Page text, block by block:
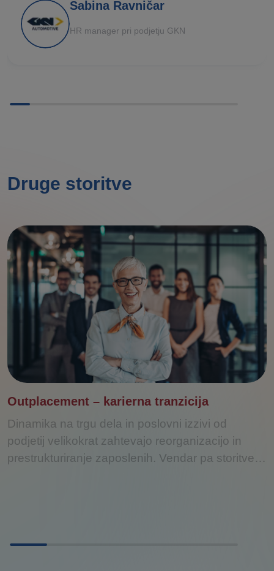
Sabina Ravničar
HR manager pri podjetju GKN
Druge storitve
Outplacement – karierna tranzicija
Dinamika na trgu dela in poslovni izzivi od
podjetij velikokrat zahtevajo reorganizacijo in
prestrukturiranje zaposlenih. Vendar pa storitve…